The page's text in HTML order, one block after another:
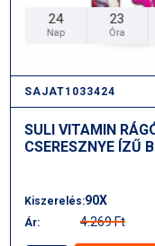
24
Nap
23
Óra
SAJAT1033424
SULI VITAMIN
CSERESZNYE ÍZŰ
Kiszerelés:90X
Ár: 4.269 Ft